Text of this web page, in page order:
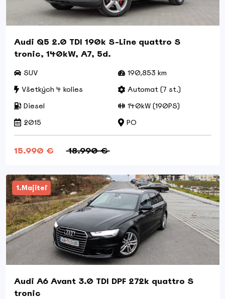
Audi Q5 2.0 TDI 190k S-Line quattro S
tronic, 140kW, A7, 5d.
SUV
190,853 km
Všetkých 4 kolies
Automat (7 st.)
Diesel
140kW (190PS)
2015
PO
15.990 € 18.990 €
1.Majiteľ
Audi A6 Avant 3.0 TDI DPF 272k quattro S
tronic